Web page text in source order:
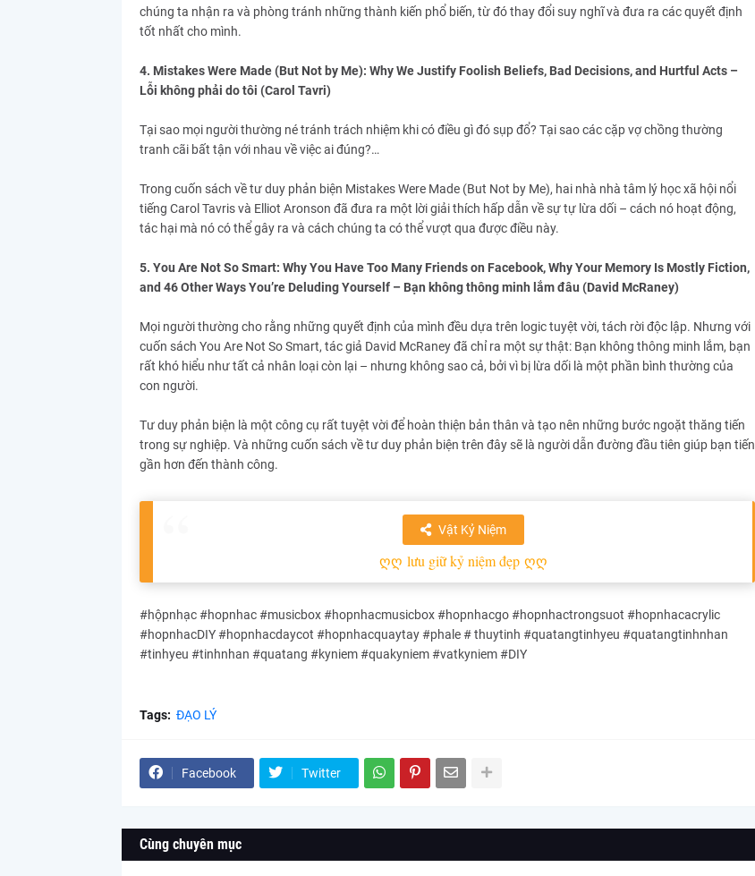
chúng ta nhận ra và phòng tránh những thành kiến phổ biến, từ đó thay đổi suy nghĩ và đưa ra các quyết định
tốt nhất cho mình.
4. Mistakes Were Made (But Not by Me): Why We Justify Foolish Beliefs, Bad Decisions, and Hurtful Acts –
Lỗi không phải do tôi (Carol Tavri)
Tại sao mọi người thường né tránh trách nhiệm khi có điều gì đó sụp đổ? Tại sao các cặp vợ chồng thường
tranh cãi bất tận với nhau về việc ai đúng?…
Trong cuốn sách về tư duy phản biện Mistakes Were Made (But Not by Me), hai nhà nhà tâm lý học xã hội nổi
tiếng Carol Tavris và Elliot Aronson đã đưa ra một lời giải thích hấp dẫn về sự tự lừa dối – cách nó hoạt động,
tác hại mà nó có thể gây ra và cách chúng ta có thể vượt qua được điều này.
5. You Are Not So Smart: Why You Have Too Many Friends on Facebook, Why Your Memory Is Mostly Fiction,
and 46 Other Ways You’re Deluding Yourself – Bạn không thông minh lắm đâu (David McRaney)
Mọi người thường cho rằng những quyết định của mình đều dựa trên logic tuyệt vời, tách rời độc lập. Nhưng với
cuốn sách You Are Not So Smart, tác giả David McRaney đã chỉ ra một sự thật: Bạn không thông minh lắm, bạn
rất khó hiểu như tất cả nhân loại còn lại – nhưng không sao cả, bởi vì bị lừa dối là một phần bình thường của
con người.
Tư duy phản biện là một công cụ rất tuyệt vời để hoàn thiện bản thân và tạo nên những bước ngoặt thăng tiến
trong sự nghiệp. Và những cuốn sách về tư duy phản biện trên đây sẽ là người dẫn đường đầu tiên giúp bạn tiến
gần hơn đến thành công.
Vật Kỷ Niệm
ღღ lưu giữ kỷ niệm đẹp ღღ
#hộpnhạc #hopnhac #musicbox #hopnhacmusicbox #hopnhacgo #hopnhactrongsuot #hopnhacacrylic
#hopnhacDIY #hopnhacdaycot #hopnhacquaytay #phale # thuytinh #quatangtinhyeu #quatangtinhnhan
#tinhyeu #tinhnhan #quatang #kyniem #quakyniem #vatkyniem #DIY
Tags: ĐẠO LÝ
Facebook Twitter
Cùng chuyên mục